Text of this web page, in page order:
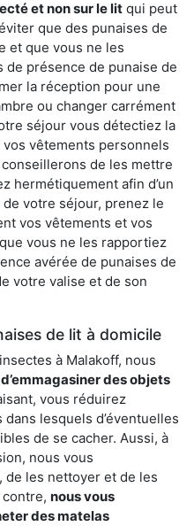
et non sur le lit qui peut
que des punaises de
et que vous ne les
de présence de punaise de
la réception pour une
ou changer carrément
séjour vous détectiez la
vêtements personnels
de les mettre
hermétiquement afin d’un
votre séjour, prenez le
vos vêtements et vos
vous ne les rapportiez
avérée de punaises de
votre valise et de son
de lit à domicile
à Malakoff, nous
des objets
vous réduirez
lesquels d’éventuelles
de se cacher. Aussi, à
nous vous
de les nettoyer et de les
nous vous
des matelas